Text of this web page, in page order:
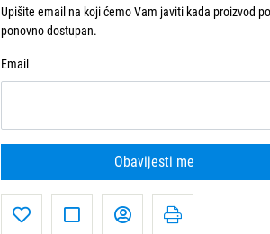
Upišite email na koji ćemo Vam javiti kada proizvod
ponovno dostupan.
Email
Obavijesti me